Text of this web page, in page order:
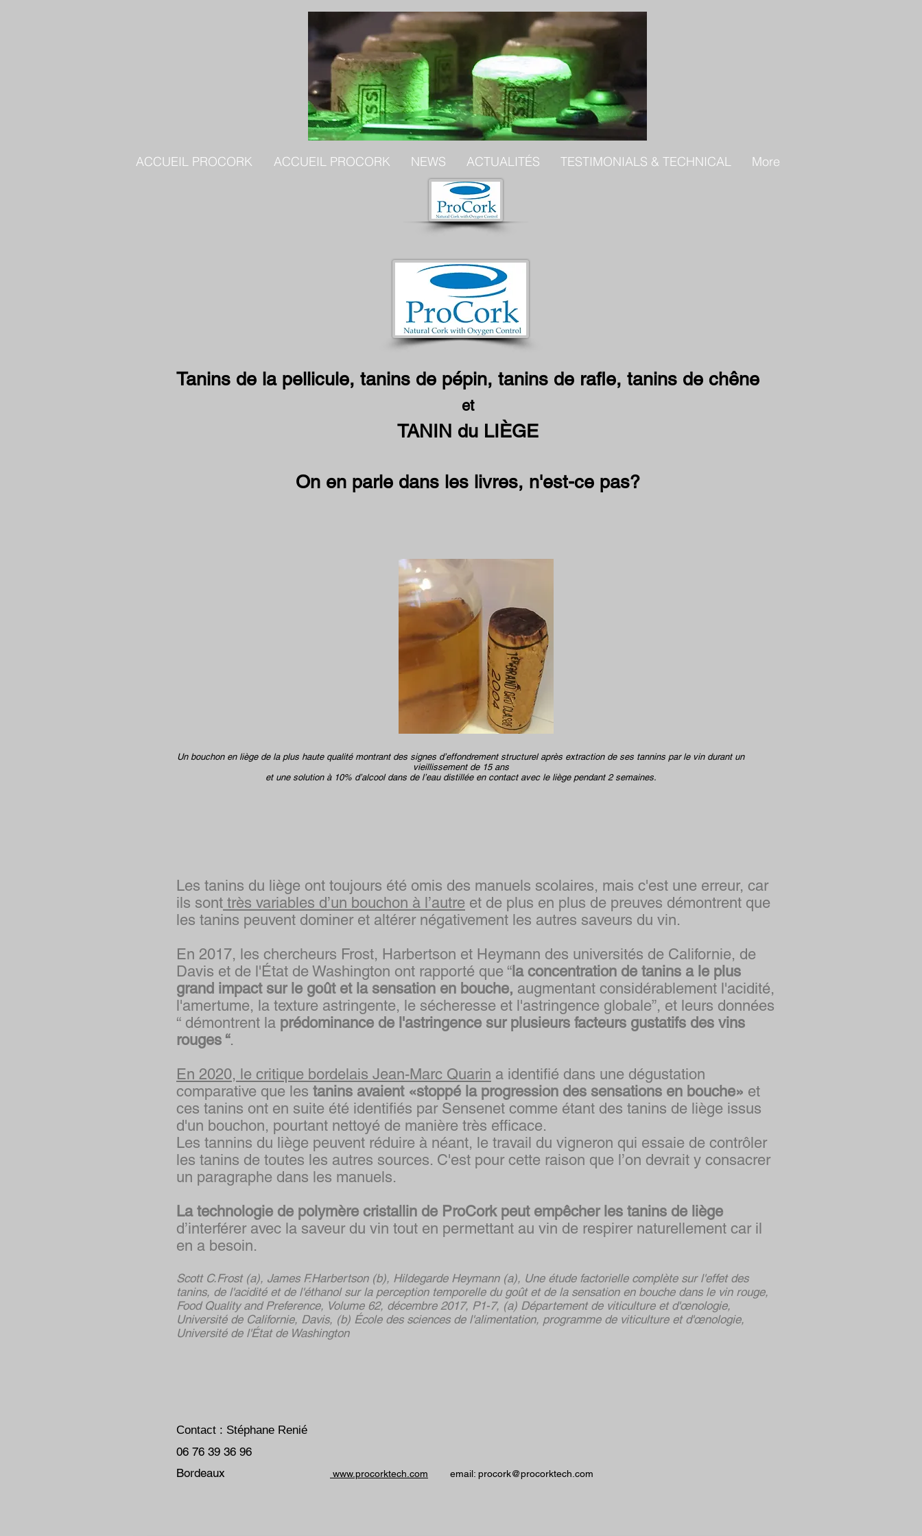
ACCUEIL PROCORK ACCUEIL PROCORK NEWS ACTUALITÉS TESTIMONIALS & TECHNICAL More
Tanins de la pellicule, tanins de pépin, tanins de rafle, tanins de chêne
et
TANIN du LIÈGE
On en parle dans les livres, n'est-ce pas?
Un bouchon en liège de la plus haute qualité montrant des signes d’effondrement structurel après extraction de ses tannins par le vin durant un
vieillissement de 15 ans
et une solution à 10% d’alcool dans de l’eau distillée en contact avec le liège pendant 2 semaines.
Les tanins du liège ont toujours été omis des manuels scolaires, mais c'est une erreur, car
ils sont très variables d’un bouchon à l’autre et de plus en plus de preuves démontrent que
les tanins peuvent dominer et altérer négativement les autres saveurs du vin.
En 2017, les chercheurs Frost, Harbertson et Heymann des universités de Californie, de
Davis et de l'État de Washington ont rapporté que “ la concentration de tanins a le plus
grand impact sur le goût et la sensation en bouche, augmentant considérablement l'acidité,
l'amertume, la texture astringente, le sécheresse et l'astringence globale”, et leurs données
“ démontrent la prédominance de l'astringence sur plusieurs facteurs gustatifs des vins
rouges “.
En 2020, le critique bordelais Jean-Marc Quarin a identifié dans une dégustation
comparative que les tanins avaient «stoppé la progression des sensations en bouche» et
ces tanins ont en suite été identifiés par Sensenet comme étant des tanins de liège issus
d'un bouchon, pourtant nettoyé de manière très efficace.
Les tannins du liège peuvent réduire à néant, le travail du vigneron qui essaie de contrôler
les tanins de toutes les autres sources. C'est pour cette raison que l’on devrait y consacrer
un paragraphe dans les manuels.
La technologie de polymère cristallin de ProCork peut empêcher les tanins de liège
d’interférer avec la saveur du vin tout en permettant au vin de respirer naturellement car il
en a besoin.
Scott C.Frost (a), James F.Harbertson (b), Hildegarde Heymann (a), Une étude factorielle complète sur l'effet des
tanins, de l'acidité et de l'éthanol sur la perception temporelle du goût et de la sensation en bouche dans le vin rouge,
Food Quality and Preference, Volume 62, décembre 2017, P1-7, (a) Département de viticulture et d'œnologie,
Université de Californie, Davis, (b) École des sciences de l'alimentation, programme de viticulture et d'œnologie,
Université de l'État de Washington
Contact : Stéphane Renié
06 76 39 36 96
Bordeaux
www.procorktech.com email: procork@procorktech.com